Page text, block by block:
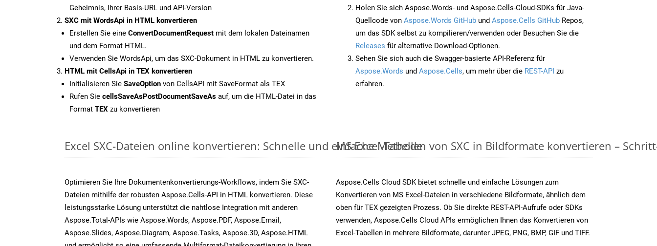
Geheimnis, Ihrer Basis-URL und API-Version
SXC mit WordsApi in HTML konvertieren
Erstellen Sie eine ConvertDocumentRequest mit dem lokalen Dateinamen
und dem Format HTML.
Verwenden Sie WordsApi, um das SXC-Dokument in HTML zu konvertieren.
HTML mit CellsApi in TEX konvertieren
Initialisieren Sie SaveOption von CellsAPI mit SaveFormat als TEX
Rufen Sie cellsSaveAsPostDocumentSaveAs auf, um die HTML-Datei in das
Format TEX zu konvertieren
Holen Sie sich Aspose.Words- und Aspose.Cells-Cloud-SDKs für Java-
Quellcode von Aspose.Words GitHub und Aspose.Cells GitHub Repos,
um das SDK selbst zu kompilieren/verwenden oder Besuchen Sie die
Releases für alternative Download-Optionen.
Sehen Sie sich auch die Swagger-basierte API-Referenz für
Aspose.Words und Aspose.Cells, um mehr über die REST-API zu
erfahren.
Excel SXC-Dateien online konvertieren: Schnelle und einfache Methode
Optimieren Sie Ihre Dokumentenkonvertierungs-Workflows, indem Sie SXC-
Dateien mithilfe der robusten Aspose.Cells-API in HTML konvertieren. Diese
leistungsstarke Lösung unterstützt die nahtlose Integration mit anderen
Aspose.Total-APIs wie Aspose.Words, Aspose.PDF, Aspose.Email,
Aspose.Slides, Aspose.Diagram, Aspose.Tasks, Aspose.3D, Aspose.HTML
MS Excel-Tabellen von SXC in Bildformate konvertieren –
Aspose.Cells Cloud SDK bietet schnelle und einfache Lösungen zum
Konvertieren von MS Excel-Dateien in verschiedene Bildformate, ähnlich dem
oben für TEX gezeigten Prozess. Ob Sie direkte REST-API-Aufrufe oder SDKs
verwenden, Aspose.Cells Cloud APIs ermöglichen Ihnen das Konvertieren von
Excel-Tabellen in mehrere Bildformate, darunter JPEG, PNG, BMP, GIF und TIFF.